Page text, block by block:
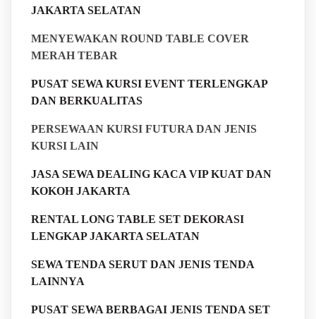
JAKARTA SELATAN
MENYEWAKAN ROUND TABLE COVER
MERAH TEBAR
PUSAT SEWA KURSI EVENT TERLENGKAP
DAN BERKUALITAS
PERSEWAAN KURSI FUTURA DAN JENIS
KURSI LAIN
JASA SEWA DEALING KACA VIP KUAT DAN
KOKOH JAKARTA
RENTAL LONG TABLE SET DEKORASI
LENGKAP JAKARTA SELATAN
SEWA TENDA SERUT DAN JENIS TENDA
LAINNYA
PUSAT SEWA BERBAGAI JENIS TENDA SET